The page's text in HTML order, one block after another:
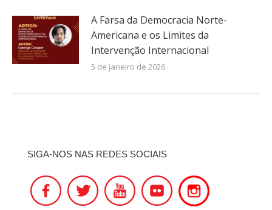
A Farsa da Democracia Norte-
Americana e os Limites da
Intervenção Internacional
5 de janeiro de 2026
SIGA-NOS NAS REDES SOCIAIS